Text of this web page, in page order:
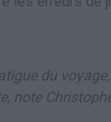
du
note